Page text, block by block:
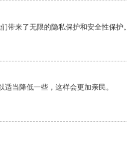
带来了无限的隐私保护和安全性保护。
当降低一些，这样会更加亲民。